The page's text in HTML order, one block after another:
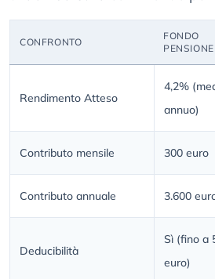
CONFRONTO
FONDO
PENSIONE
Rendimento Atteso
4,2%
annuo)
Contributo mensile 300 euro
Contributo annuale 3.600
Deducibilità
Sì (fino a
euro)